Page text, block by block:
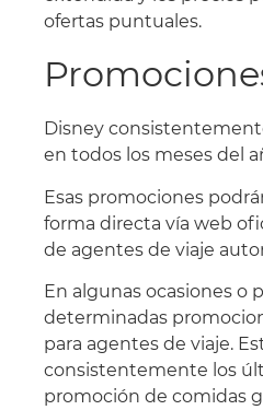
ofertas puntuales.
Disney
en todos los meses del
Esas promociones
forma directa vía web
de agentes de viaje
En algunas ocasiones o
determinadas
para agentes de viaje.
consistentemente los
promoción de comidas